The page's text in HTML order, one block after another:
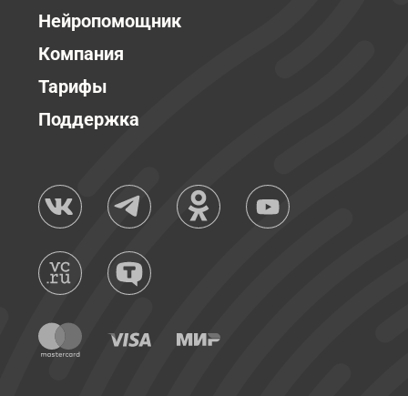
Нейропомощник
Компания
Тарифы
Поддержка